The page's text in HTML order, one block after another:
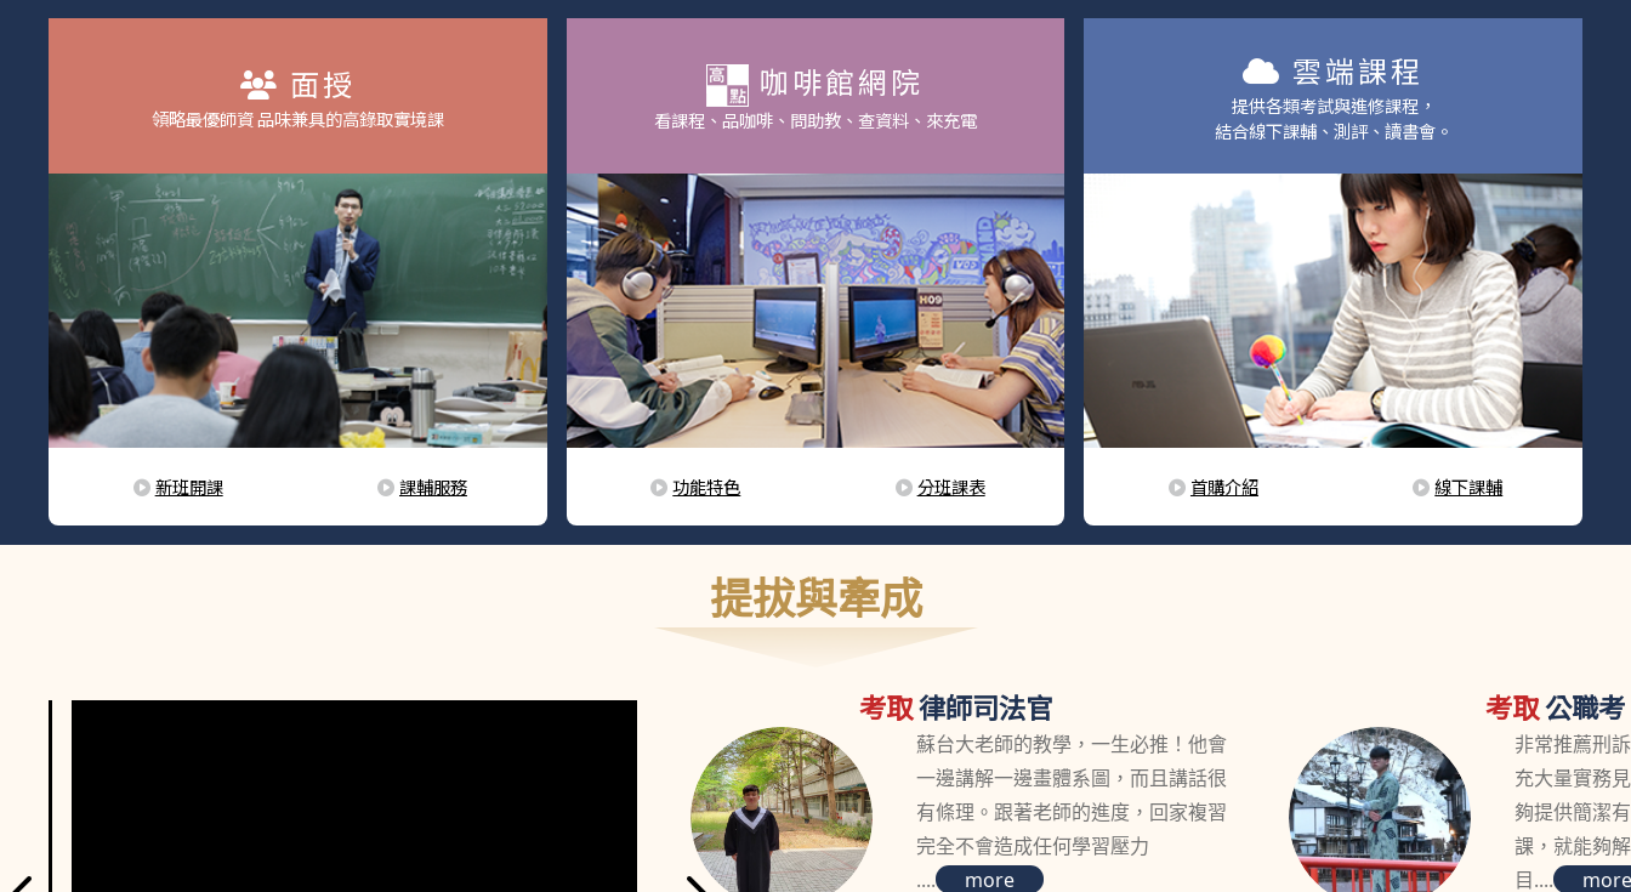
面授
領略最優師資 品味兼具的高錄取實境課
新班開課 課輔服務
咖啡館網院
看課程、品咖啡、問助教、查資料、來充電
功能特色 分班課表
雲端課程
提供各類考試與進修課程，
結合線下課輔、測評、讀書會。
首購介紹 線下課輔
提拔與牽成
考取律師司法官
蘇台大老師的教學，一生必推！他會
一邊講解一邊畫體系圖，而且講話很
有條理。跟著老師的進度，回家複習
完全不會造成任何學習壓力
....
more
考取公職考
非常推薦刑
充大量實務
夠提供簡潔
課，就能夠
目....